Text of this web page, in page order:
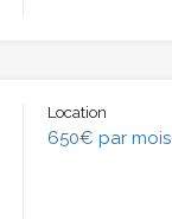
Location
650€ par mois